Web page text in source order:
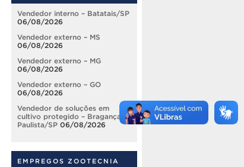
Vendedor interno – Batatais/SP
06/08/2026
Vendedor externo – MS
06/08/2026
Vendedor externo – MG
06/08/2026
Vendedor externo – GO
06/08/2026
Vendedor de soluções em
cultivo protegido – Bragança
Paulista/SP 06/08/2026
EMPREGOS ZOOTECNIA